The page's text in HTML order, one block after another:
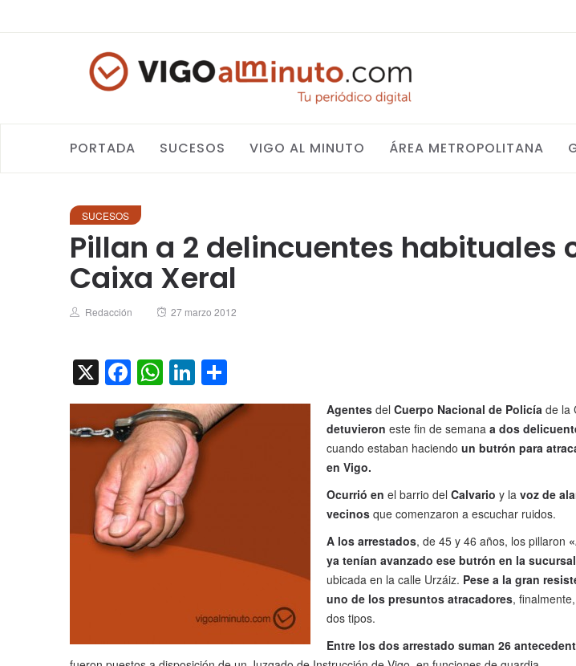
PORTADA SUCESOS VIGO AL MINUTO ÁREA METROPOLITANA
SUCESOS
Pillan a 2 delincuentes habituales
Caixa Xeral
Author
Redacción
Posted
27 marzo 2012
X Facebook
WhatsApp
LinkedIn
Agentes del Cuerpo Nacional de Policía de la
detuvieron este fin de semana a dos
cuando estaban haciendo un butrón para
en Vigo.
Ocurrió en el barrio del Calvario y la voz de
vecinos que comenzaron a escuchar ruidos.
A los arrestados, de 45 y 46 años, los pillaron «
ya tenían avanzado ese butrón en la
ubicada en la calle Urzáiz. Pese a la gran
uno de los presuntos atracadores,
dos tipos.
Entre los dos arrestado suman 26